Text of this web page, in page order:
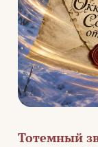
Тотемный